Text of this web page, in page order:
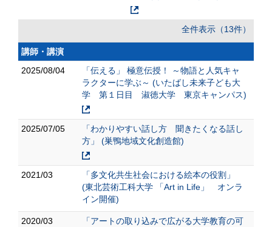
全件表示（13件）
講師・講演
2025/08/04
「伝える」 極意伝授！ ～物語と人気キャ
ラクターに学ぶ～ (いたばし未来子ども大
学 第１日目 淑徳大学 東京キャンパス)
2025/07/05
「わかりやすい話し方 聞きたくなる話し
方」 (巣鴨地域文化創造館)
2021/03
「多文化共生社会における絵本の役割」
(東北芸術工科大学 「Art in Life」 オンラ
イン開催)
2020/03
「アートの取り込みで広がる大学教育の可